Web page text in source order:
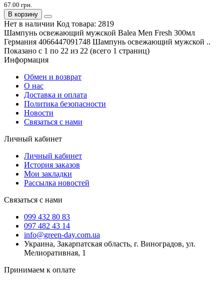
67.00 грн.
В корзину
Нет в наличии Код товара: 2819
Шампунь освежающий мужской Balea Men Fresh 300мл
Германия 4066447091748 Шампунь освежающий мужской ..
Показано с 1 по 22 из 22 (всего 1 страниц)
Информация
Обмен и возврат
О нас
Доставка и оплата
Политика безопасности
Новости
Связаться с нами
Личный кабинет
Личный кабинет
История заказов
Мои закладки
Рассылка новостей
Связаться с нами
099 432 80 83
097 482 43 14
info@green-day.com.ua
Украина, Закарпатская область, г. Виноградов, ул.
Мелиоративная, 1
Принимаем к оплате